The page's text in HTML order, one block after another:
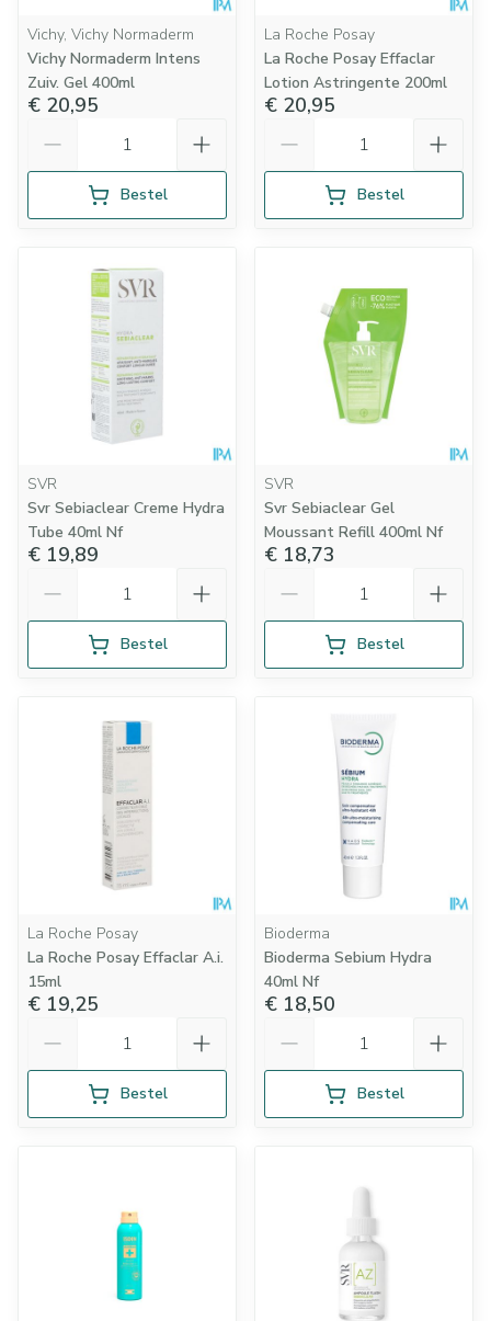
Vichy, Vichy Normaderm
Vichy Normaderm Intens
Zuiv. Gel 400ml
€ 20,95
Bestel
La Roche Posay
La Roche Posay Effaclar
Lotion Astringente 200ml
€ 20,95
Bestel
SVR
Svr Sebiaclear Creme Hydra
Tube 40ml Nf
€ 19,89
Bestel
SVR
Svr Sebiaclear Gel
Moussant Refill 400ml Nf
€ 18,73
Bestel
La Roche Posay
La Roche Posay Effaclar A.i.
15ml
€ 19,25
Bestel
Bioderma
Bioderma Sebium Hydra
40ml Nf
€ 18,50
Bestel